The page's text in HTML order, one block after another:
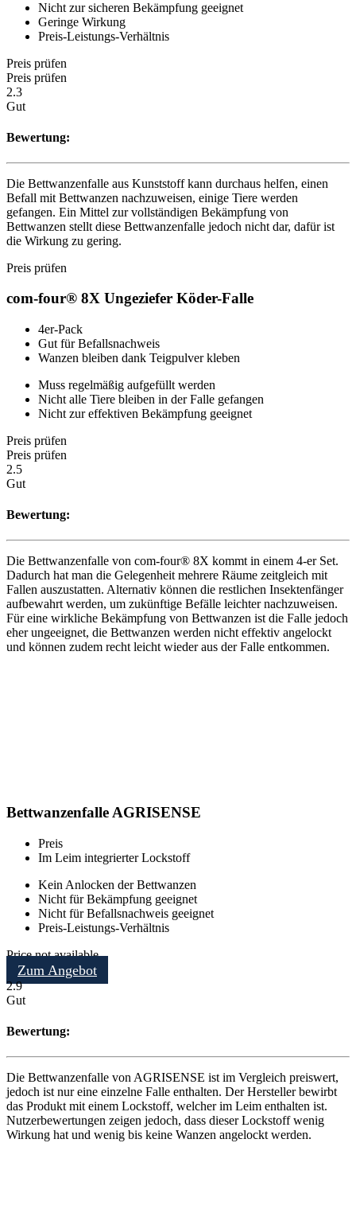
Nicht zur sicheren Bekämpfung geeignet
Geringe Wirkung
Preis-Leistungs-Verhältnis
Preis prüfen
Preis prüfen
2.3
Gut
Bewertung:
Die Bettwanzenfalle aus Kunststoff kann durchaus helfen, einen
Befall mit Bettwanzen nachzuweisen, einige Tiere werden
gefangen. Ein Mittel zur vollständigen Bekämpfung von
Bettwanzen stellt diese Bettwanzenfalle jedoch nicht dar, dafür ist
die Wirkung zu gering.
Preis prüfen
com-four® 8X Ungeziefer Köder-Falle
4er-Pack
Gut für Befallsnachweis
Wanzen bleiben dank Teigpulver kleben
Muss regelmäßig aufgefüllt werden
Nicht alle Tiere bleiben in der Falle gefangen
Nicht zur effektiven Bekämpfung geeignet
Preis prüfen
Preis prüfen
2.5
Gut
Bewertung:
Die Bettwanzenfalle von com-four® 8X kommt in einem 4-er Set.
Dadurch hat man die Gelegenheit mehrere Räume zeitgleich mit
Fallen auszustatten. Alternativ können die restlichen Insektenfänger
aufbewahrt werden, um zukünftige Befälle leichter nachzuweisen.
Für eine wirkliche Bekämpfung von Bettwanzen ist die Falle jedoch
eher ungeeignet, die Bettwanzen werden nicht effektiv angelockt
und können zudem recht leicht wieder aus der Falle entkommen.
Bettwanzenfalle AGRISENSE
Preis
Im Leim integrierter Lockstoff
Kein Anlocken der Bettwanzen
Nicht für Bekämpfung geeignet
Nicht für Befallsnachweis geeignet
Preis-Leistungs-Verhältnis
Price not available
Zum Angebot
2.9
Gut
Bewertung:
Die Bettwanzenfalle von AGRISENSE ist im Vergleich preiswert,
jedoch ist nur eine einzelne Falle enthalten. Der Hersteller bewirbt
das Produkt mit einem Lockstoff, welcher im Leim enthalten ist.
Nutzerbewertungen zeigen jedoch, dass dieser Lockstoff wenig
Wirkung hat und wenig bis keine Wanzen angelockt werden.